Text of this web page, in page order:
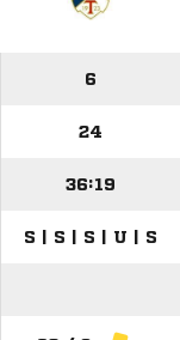
6
24
36:19
S | S | S | U | S